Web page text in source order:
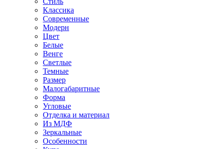
Классика
Современные
Модерн
Цвет
Белые
Венге
Светлые
Темные
Размер
Малогабаритные
Форма
Угловые
Отделка и материал
Из МДФ
Зеркальные
Особенности